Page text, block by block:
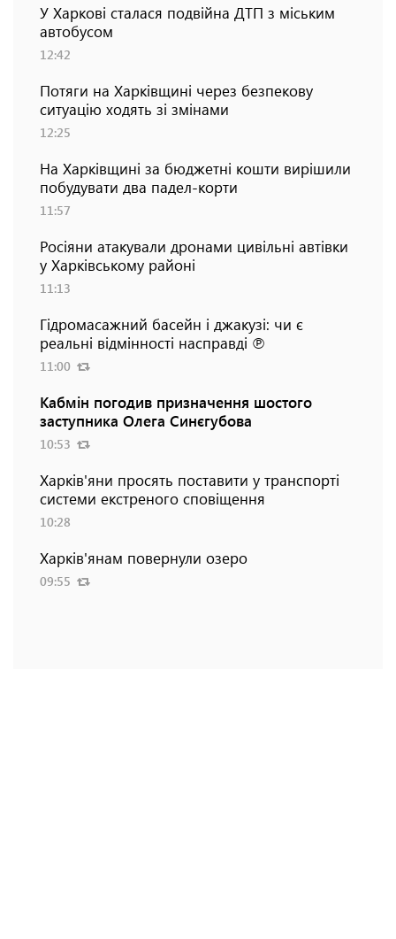
У Харкові сталася подвійна ДТП з міським
автобусом
12:42
Потяги на Харківщині через безпекову
ситуацію ходять зі змінами
12:25
На Харківщині за бюджетні кошти вирішили
побудувати два падел-корти
11:57
Росіяни атакували дронами цивільні автівки
у Харківському районі
11:13
Гідромасажний басейн і джакузі: чи є
реальні відмінності насправді ℗
11:00
Кабмін погодив призначення шостого
заступника Олега Синєгубова
10:53
Харків'яни просять поставити у транспорті
системи екстреного сповіщення
10:28
Харків'янам повернули озеро
09:55